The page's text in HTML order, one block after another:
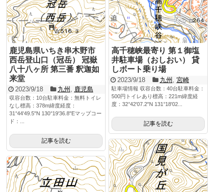
鹿児島県いちき串木野市
西岳登山口（冠岳） 冠嶽
八十八ヶ所 第三番 釈迦如
来堂
2023/9/18 九州 鹿児島
収容台数：10台駐車料金：無料トイレ
なし標高：378m緯度経度：
31°44'49.5"N 130°19'36.8"Eマップコー
ド：...
記事を読む
高千穂峡最寄り 第１御塩
井駐車場（おしおい） 貸
しボート乗り場
2023/9/18 九州 宮崎
駐車場情報 収容台数：40台駐車料金：
500円トイレあり標高：221m緯度経
度：32°42'07.2"N 131°18'02...
記事を読む